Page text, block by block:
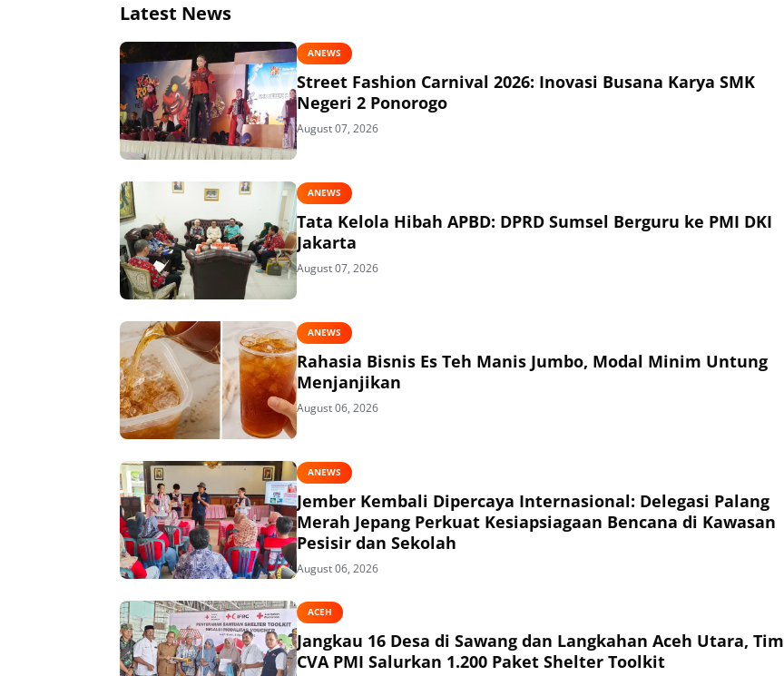
Latest News
ANEWS
Street Fashion Carnival 2026: Inovasi Busana Karya SMK
Negeri 2 Ponorogo
August 07, 2026
ANEWS
Tata Kelola Hibah APBD: DPRD Sumsel Berguru ke PMI DKI
Jakarta
August 07, 2026
ANEWS
Rahasia Bisnis Es Teh Manis Jumbo, Modal Minim Untung
Menjanjikan
August 06, 2026
ANEWS
Jember Kembali Dipercaya Internasional: Delegasi Palang
Merah Jepang Perkuat Kesiapsiagaan Bencana di Kawasan
Pesisir dan Sekolah
August 06, 2026
ACEH
Jangkau 16 Desa di Sawang dan Langkahan Aceh Utara, Tim
CVA PMI Salurkan 1.200 Paket Shelter Toolkit